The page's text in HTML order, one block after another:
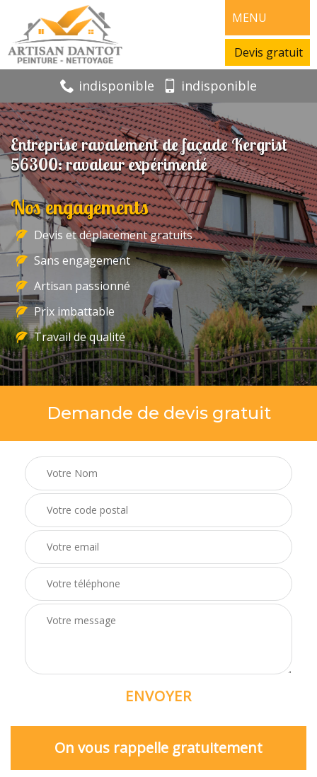
MENU
Devis gratuit
indisponible indisponible
Entreprise ravalement de façade Kergrist
56300: ravaleur expérimenté
Nos engagements
Devis et déplacement gratuits
Sans engagement
Artisan passionné
Prix imbattable
Travail de qualité
Demande de devis gratuit
On vous rappelle gratuitement